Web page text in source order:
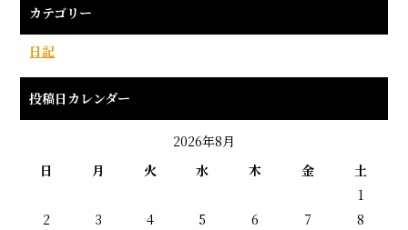
カテゴリー
日記
投稿日カレンダー
2026年8月
日
月 火 水 木 金
土
1
2
3 4 5 6 7 8